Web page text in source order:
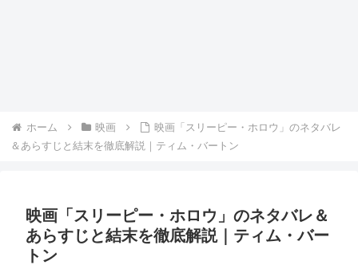
ホーム 映画
映画「スリーピー・ホロウ」のネタバレ
＆あらすじと結末を徹底解説｜ティム・バートン
映画「スリーピー・ホロウ」のネタバレ＆
あらすじと結末を徹底解説｜ティム・バー
トン